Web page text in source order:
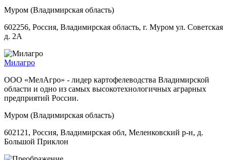
Муром (Владимирская область)
602256, Россия, Владимирская область, г. Муром ул. Советская
д. 2А
Милагро
ООО «МелАгро» - лидер картофелеводства Владимирской
области и одно из самых высокотехнологичных аграрных
предприятий России.
Муром (Владимирская область)
602121, Россия, Владимирская обл, Меленковский р-н, д.
Большой Приклон